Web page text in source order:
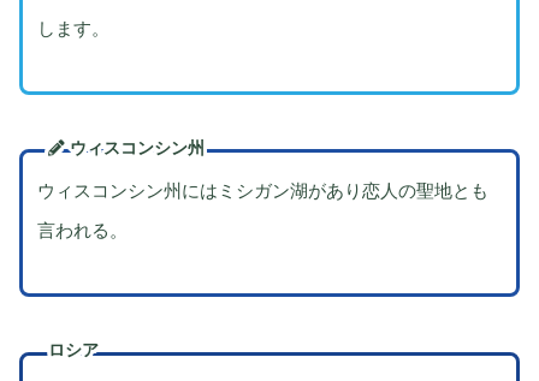
します。
ウィスコンシン州
ウィスコンシン州にはミシガン湖があり恋人の聖地とも
言われる。
ロシア